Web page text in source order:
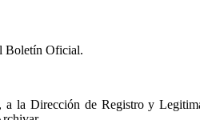
Boletín Oficial.
ala Dirección de Registro y